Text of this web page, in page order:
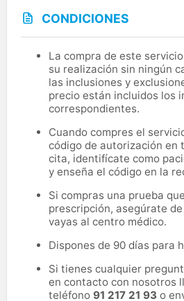
CONDICIONES
La compra de este
su realización sin ningún
las inclusiones y
precio están incluidos los
correspondientes.
Cuando compres el
código de autorización en
cita, identifícate como
y enseña el código en la
Si compras una prueba
prescripción, asegúrate
vayas al centro médico.
Dispones de 90 días para
Si tienes cualquier
en contacto con nosotros
teléfono 91 217 21 93 o